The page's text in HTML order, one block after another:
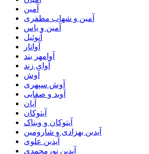
آمین
آمین و شهاب مظفری
آمین و یاس
آنوئیل
آواتار
آوامهر بند
آوای زند
آوش
آوش سپهری
آوید و صفایی
آیان
آیتوکان
آیتوکان و ویناک
آیدین بهزادی و شارومین
آیدین علوی
آیدین نورمحمدی